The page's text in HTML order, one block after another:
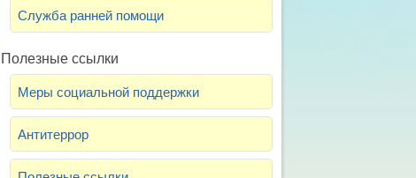
Служба ранней помощи
Полезные ссылки
Меры социальной поддержки
Антитеррор